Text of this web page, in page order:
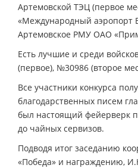
Артемовской ТЭЦ (первое
«Международный аэропорт
Артемовское РМУ ОАО
Есть лучшие и среди
(первое), №30986 (второе
Все участники конкурса
благодарственных писем
был настоящий фейерверк
до чайных сервизов.
Подводя итог заседанию
«Победа» и награждению,